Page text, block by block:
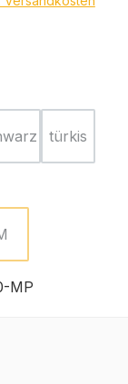
nicht
ist zurzeit nicht
(Diese Option ist
türkis
(Diese
ist zurzeit nicht
(Diese Option ist
MP